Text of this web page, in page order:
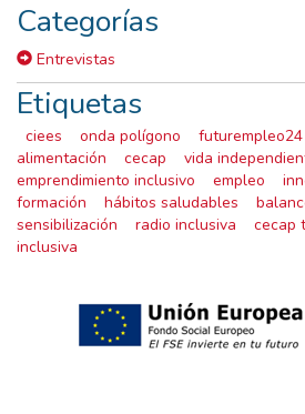
Categorías
Entrevistas
Etiquetas
ciees onda polígono futurempleo24
alimentación
cecap vida
emprendimiento inclusivo
empleo
formación
hábitos saludables
sensibilización
radio inclusiva cecap
inclusiva